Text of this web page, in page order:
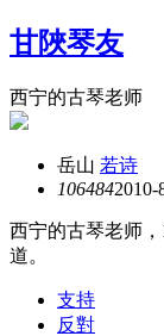
甘陜琴友
西宁的古琴老师
岳山 若诗
1064842010-
西宁的古琴老师
道。
支持
反對